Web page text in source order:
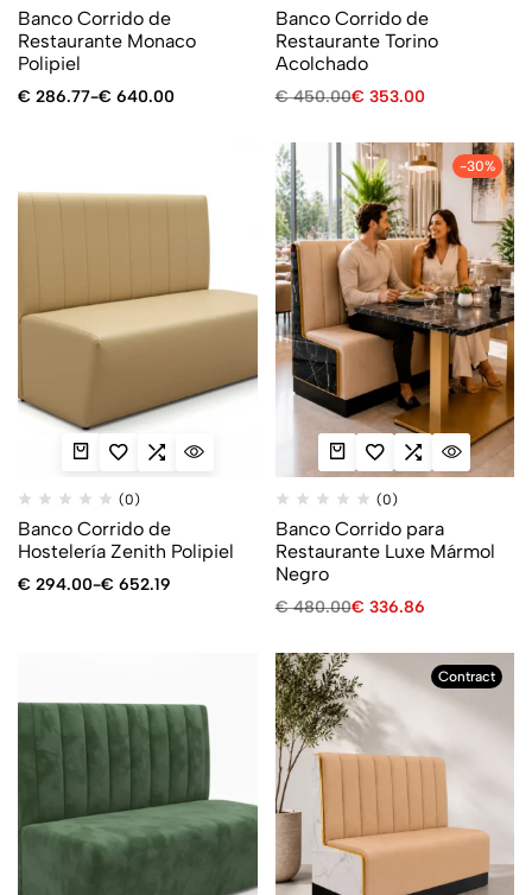
Banco Corrido de
Restaurante Monaco
Polipiel
€ 286.77-€ 640.00
Banco Corrido de
Restaurante Torino
Acolchado
€450.00€ 353.00
(0)
Banco Corrido de
Hostelería Zenith Polipiel
€ 294.00-€ 652.19
-30%
(0)
Banco Corrido para
Restaurante Luxe Mármol
Negro
€480.00€ 336.86
Contract